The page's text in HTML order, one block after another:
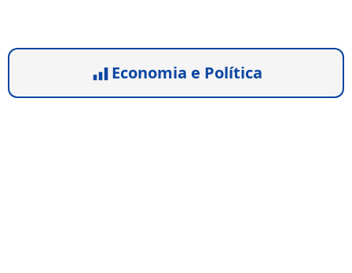
Economia e Política